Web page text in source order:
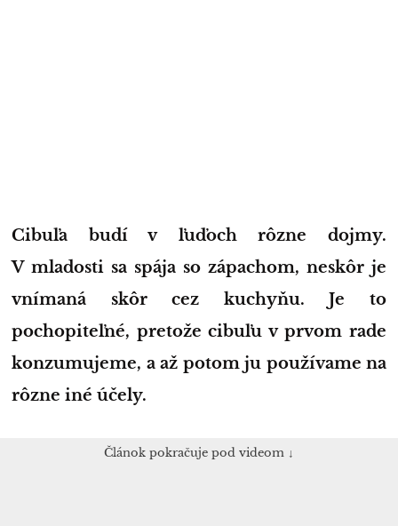
Cibuľa budí v ľuďoch rôzne dojmy.
V mladosti sa spája so zápachom, neskôr je
vnímaná skôr cez kuchyňu. Je to
pochopiteľné, pretože cibuľu v prvom rade
konzumujeme, a až potom ju používame na
rôzne iné účely.
Článok pokračuje pod videom ↓